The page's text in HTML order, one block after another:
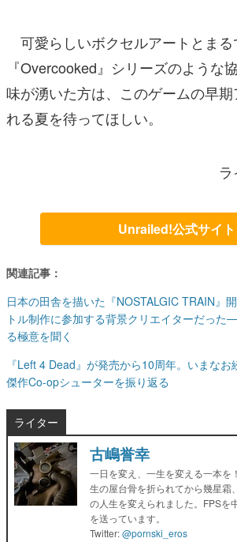
可愛らしいボクセルアートとまる
『Overcooked』シリーズのような
味が湧いた方は、このゲームの早
れる夏を待ってほしい。
Unrailed!公式サイト
関連記事：
日本の田舎を描いた『NOSTALGIC TRAIN』
トル制作に参加する背景クリエイターだった
る極意を聞く
『Left 4 Dead』が発売から10周年。いまな
傑作Co-opシューターを振り返る
ライター
古嶋誉幸
一日を変え、一生を変える一本を
生の屋台骨を折られてから幾星霜
の人生を変えられました。FPSを
を送っています。
Twitter:@pornski_eros